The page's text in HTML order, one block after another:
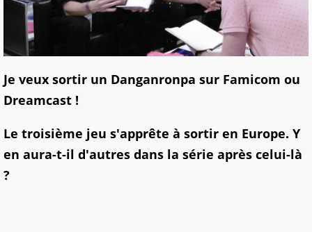
Je veux sortir un Danganronpa sur Famicom ou
Dreamcast !
Le troisième jeu s'apprête à sortir en Europe. Y
en aura-t-il d'autres dans la série après celui-là
?